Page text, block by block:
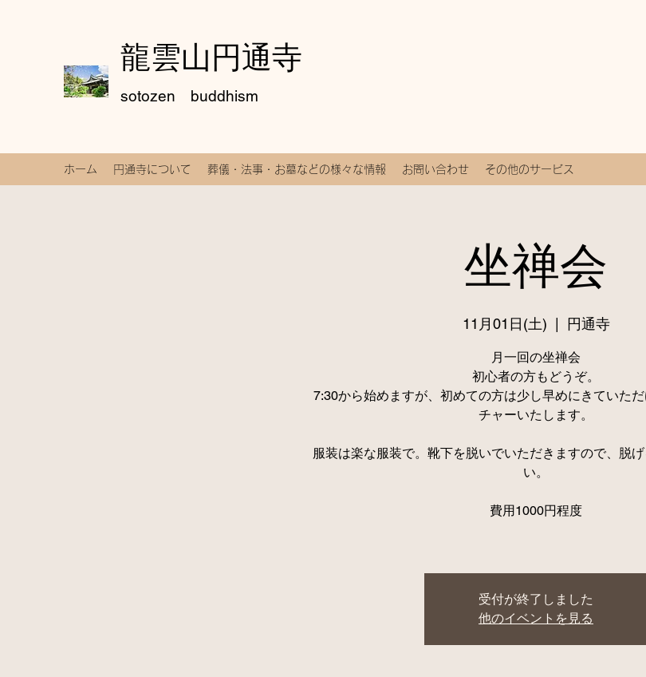
龍雲山円通寺
sotozen buddhism
ホーム 円通寺について 葬儀・法事・お墓などの様々な情報 お問い合わせ その他のサービス
坐禅会
11月01日(土) 円通寺
月一回の坐禅会
初心者の方もどうぞ。
7:30から始めますが、初めての方は少し早めにきていた
チャーいたします。
服装は楽な服装で。靴下を脱いでいただきますので、脱
い。
費用1000円程度
受付が終了しました
他のイベントを見る